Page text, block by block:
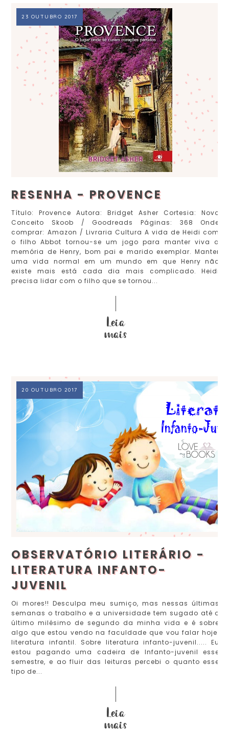
23 OUTUBRO 2017
RESENHA - PROVENCE
Título: Provence Autora: Bridget Asher Cortesia: Novo
Conceito Skoob / Goodreads Páginas: 368 Onde
comprar: Amazon / Livraria Cultura A vida de Heidi com
o filho Abbot tornou-se um jogo para manter viva a
memória de Henry, bom pai e marido exemplar. Manter
uma vida normal em um mundo em que Henry não
existe mais está cada dia mais complicado. Heidi
precisa lidar com o filho que se tornou...
20 OUTUBRO 2017
OBSERVATÓRIO LITERÁRIO -
LITERATURA INFANTO-
JUVENIL
Oi mores!! Desculpa meu sumiço, mas nessas últimas
semanas o trabalho e a universidade tem sugado até o
último milésimo de segundo da minha vida e é sobre
algo que estou vendo na faculdade que vou falar hoje:
literatura infantil. Sobre literatura infanto-juvenil..... Eu
estou pagando uma cadeira de Infanto-juvenil esse
semestre, e ao fluir das leituras percebi o quanto esse
tipo de...